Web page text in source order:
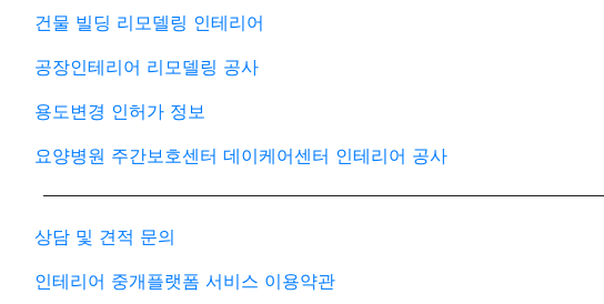
건물 빌딩 리모델링 인테리어
공장인테리어 리모델링 공사
용도변경 인허가 정보
요양병원 주간보호센터 데이케어센터 인테리어 공사
상담 및 견적 문의
인테리어 중개플랫폼 서비스 이용약관